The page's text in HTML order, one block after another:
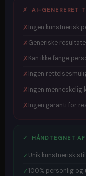
✗ AI-GENERERET
✗Ingen kunstnerisk
✗Generiske
✗Kan ikke fange
✗Ingen
✗Ingen menneskelig
✗Ingen garanti for
✓ HÅNDTEGNET AF
✓ Unik kunstnerisk stil
✓100% personlig og